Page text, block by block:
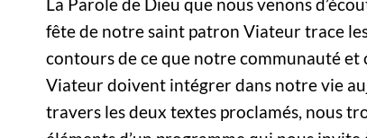
fête de notre saint patron Viateur trace
contours de ce que notre communauté et
Viateur doivent intégrer dans notre vie
travers les deux textes proclamés, nous